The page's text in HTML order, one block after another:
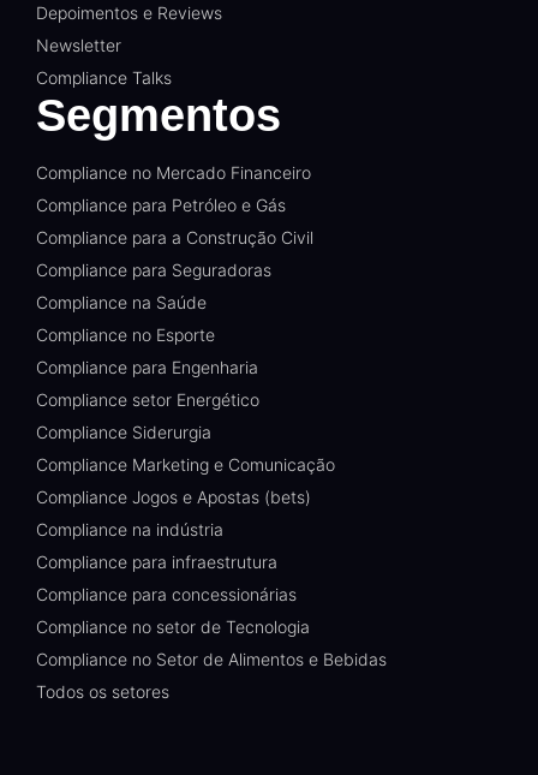
Depoimentos e Reviews
Newsletter
Compliance Talks
Segmentos
Compliance no Mercado Financeiro
Compliance para Petróleo e Gás
Compliance para a Construção Civil
Compliance para Seguradoras
Compliance na Saúde
Compliance no Esporte
Compliance para Engenharia
Compliance setor Energético
Compliance Siderurgia
Compliance Marketing e Comunicação
Compliance Jogos e Apostas (bets)
Compliance na indústria
Compliance para infraestrutura
Compliance para concessionárias
Compliance no setor de Tecnologia
Compliance no Setor de Alimentos e Bebidas
Todos os setores